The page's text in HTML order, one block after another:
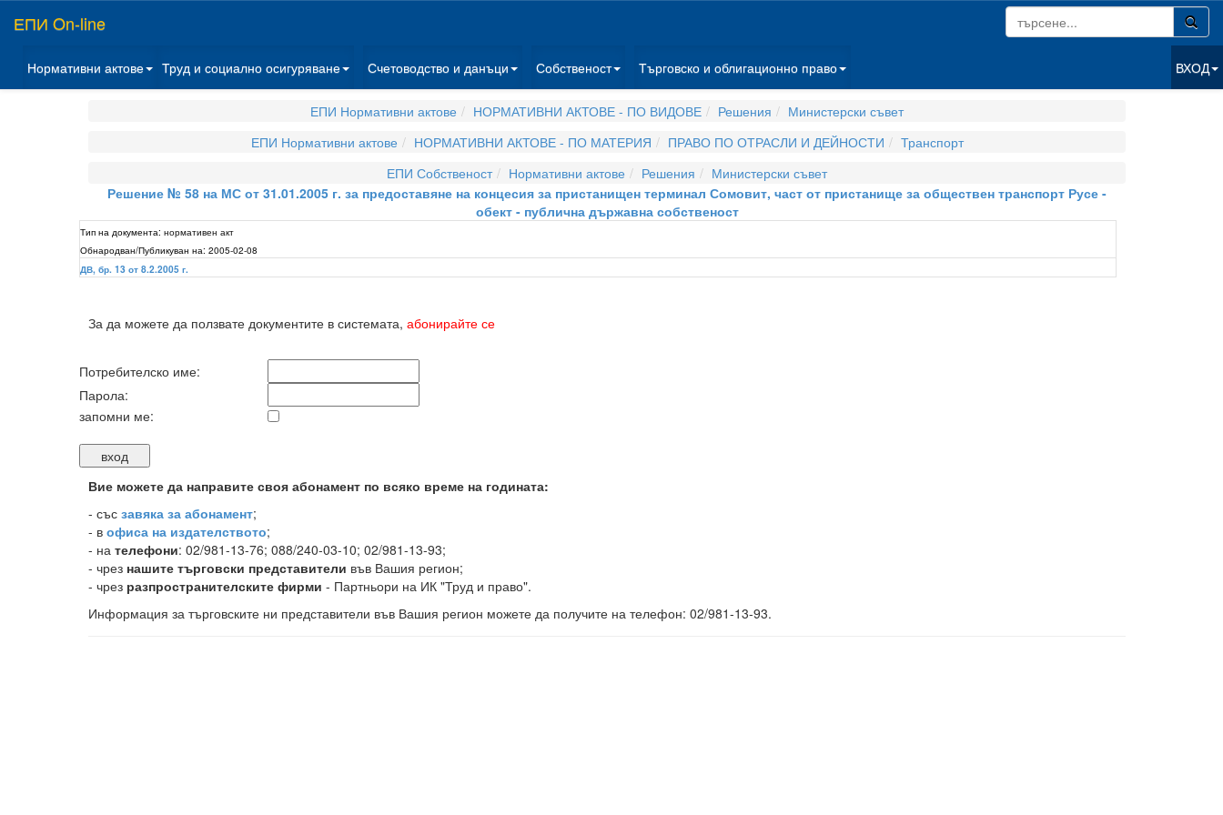
ЕПИ On-line
Нормативни актове Труд и социално осигуряване Счетоводство и данъци Собственост Търговско и облигационно право ВХОД
ЕПИ Нормативни актове НОРМАТИВНИ АКТОВЕ - ПО ВИДОВЕ Решения
Министерски съвет
ЕПИ Нормативни актове
НОРМАТИВНИ АКТОВЕ - ПО МАТЕРИЯ ПРАВО ПО ОТРАСЛИ И ДЕЙНОСТИ
Транспорт
ЕПИ Собственост
Нормативни актове Решения
Министерски съвет
Решение № 58 на МС от 31.01.2005 г. за предоставяне на концесия за пристанищен терминал Сомовит, част от пристанище за обществен транспорт Русе -
обект - публична държавна собственост
Тип на документа: нормативен акт
Обнародван/Публикуван на: 2005-02-08
ДВ, бр. 13 от 8.2.2005 г.
За да можете да ползвате документите в системата, абонирайте се
Потребителско име:
Парола:
запомни ме:
Вие можете да направите своя абонамент по всяко време на годината:
- със завяка за абонамент;
- в офиса на издателството;
- на телефони: 02/981-13-76; 088/240-03-10; 02/981-13-93;
- чрез нашите търговски представители във Вашия регион;
- чрез разпространителските фирми - Партньори на ИК "Труд и право".
Информация за търговските ни представители във Вашия регион можете да получите на телефон: 02/981-13-93.